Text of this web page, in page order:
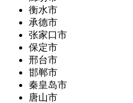
衡水市
承德市
张家口市
保定市
邢台市
邯郸市
秦皇岛市
唐山市